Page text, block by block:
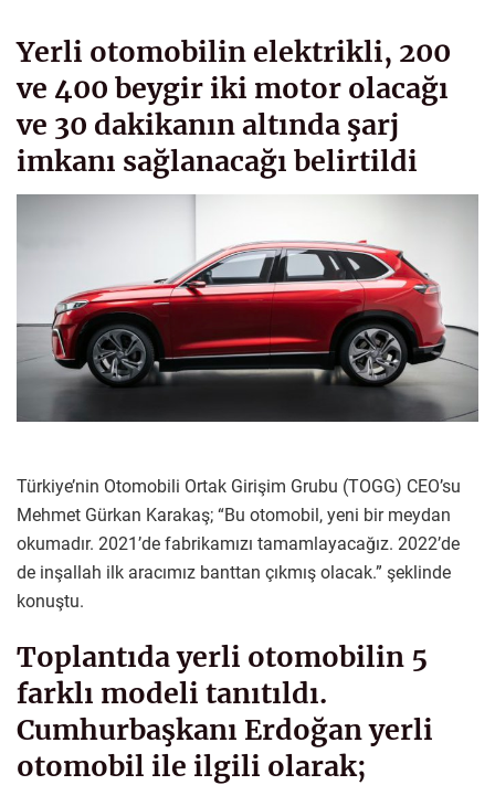
Yerli otomobilin elektrikli, 200
ve 400 beygir iki motor olacağı
ve 30 dakikanın altında şarj
imkanı sağlanacağı belirtildi
Türkiye’nin Otomobili Ortak Girişim Grubu (TOGG) CEO’su
Mehmet Gürkan Karakaş; “Bu otomobil, yeni bir meydan
okumadır. 2021’de fabrikamızı tamamlayacağız. 2022’de
de inşallah ilk aracımız banttan çıkmış olacak.” şeklinde
konuştu.
Toplantıda yerli otomobilin 5
farklı modeli tanıtıldı.
Cumhurbaşkanı Erdoğan yerli
otomobil ile ilgili olarak;